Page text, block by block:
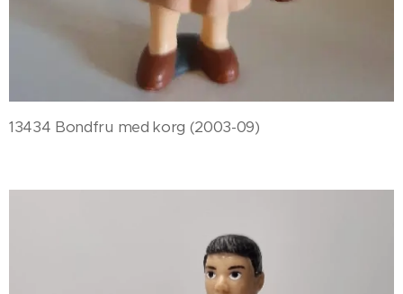
13434 Bondfru med korg (2003-09)